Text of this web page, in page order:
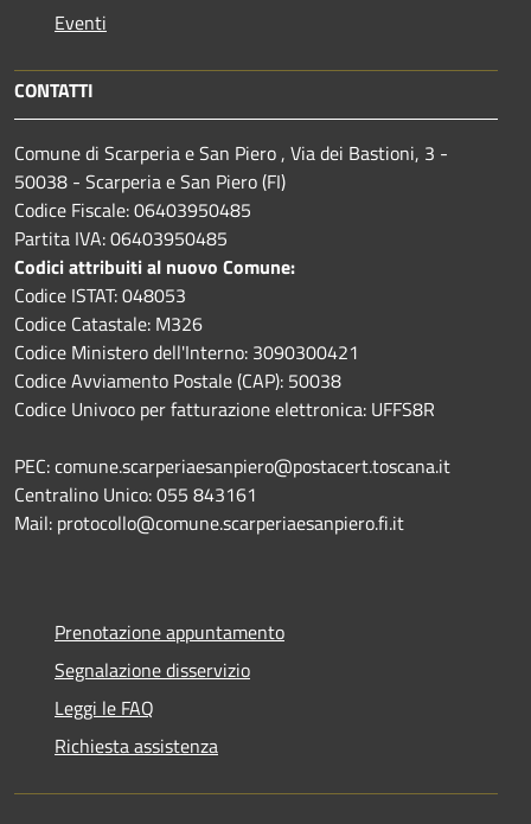
Eventi
CONTATTI
Comune di Scarperia e San Piero , Via dei Bastioni, 3 -
50038 - Scarperia e San Piero (FI)
Codice Fiscale: 06403950485
Partita IVA: 06403950485
Codici attribuiti al nuovo Comune:
Codice ISTAT: 048053
Codice Catastale: M326
Codice Ministero dell'Interno: 3090300421
Codice Avviamento Postale (CAP): 50038
Codice Univoco per fatturazione elettronica: UFFS8R
PEC: comune.scarperiaesanpiero@postacert.toscana.it
Centralino Unico: 055 843161
Mail: protocollo@comune.scarperiaesanpiero.fi.it
Prenotazione appuntamento
Segnalazione disservizio
Leggi le FAQ
Richiesta assistenza